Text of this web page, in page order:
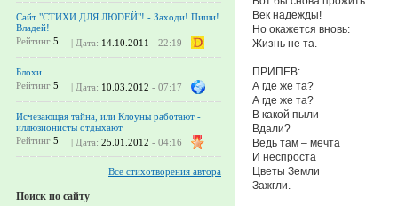
Сайт "СТИХИ ДЛЯ ЛЮDЕЙ"! - Заходи! Пиши!
Владей!
Рейтинг 5 | Дата: 14.10.2011 - 22:19
Блохи
Рейтинг 5 | Дата: 10.03.2012 - 07:17
Исчезающая тайна, или Клоуны работают -
иллюзионисты отдыхают
Рейтинг 5 | Дата: 25.01.2012 - 04:16
Все стихотворения автора
Поиск по сайту
Век надежды!
Но окажется вновь:
Жизнь не та.
ПРИПЕВ:
А где же та?
А где же та?
В какой пыли
Вдали?
Ведь там – мечта
И неспроста
Цветы Земли
Зажгли.